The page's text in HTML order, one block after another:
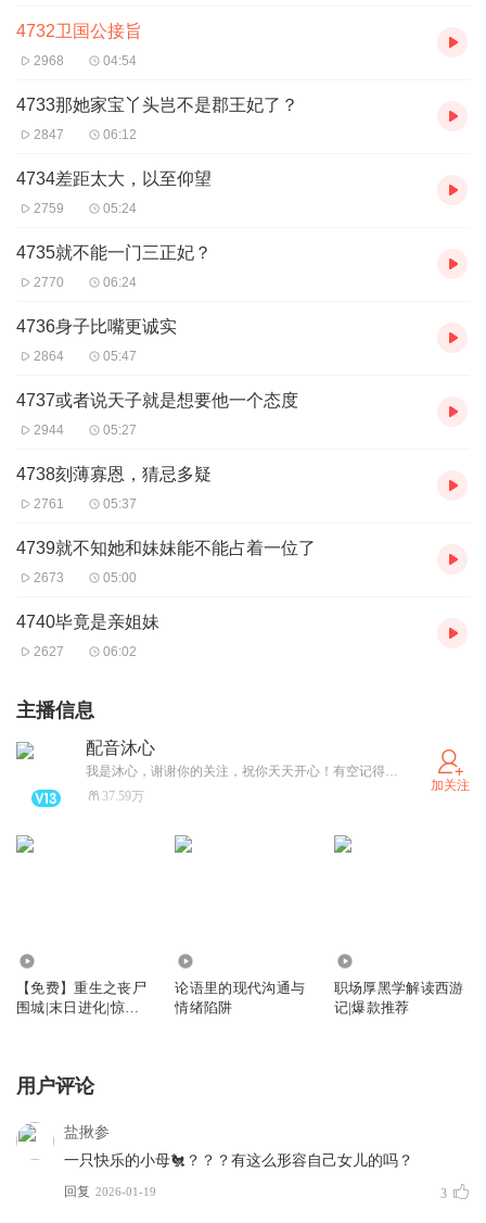
4732卫国公接旨
2968 04:54
4733那她家宝丫头岂不是郡王妃了？
2847 06:12
4734差距太大，以至仰望
2759 05:24
4735就不能一门三正妃？
2770 06:24
4736身子比嘴更诚实
2864 05:47
4737或者说天子就是想要他一个态度
2944 05:27
4738刻薄寡恩，猜忌多疑
2761 05:37
4739就不知她和妹妹能不能占着一位了
2673 05:00
4740毕竟是亲姐妹
2627 06:02
主播信息
配音沐心
我是沐心，谢谢你的关注，祝你天天开心！有空记得来听我的书！
37.59万
加关注
【免费】重生之丧尸
围城|末日进化|惊险
论语里的现代沟通与
情绪陷阱
职场厚黑学解读西游
记|爆款推荐
用户评论
盐揪参
一只快乐的小母🐔？？？有这么形容自己女儿的吗？
回复 2026-01-19 3